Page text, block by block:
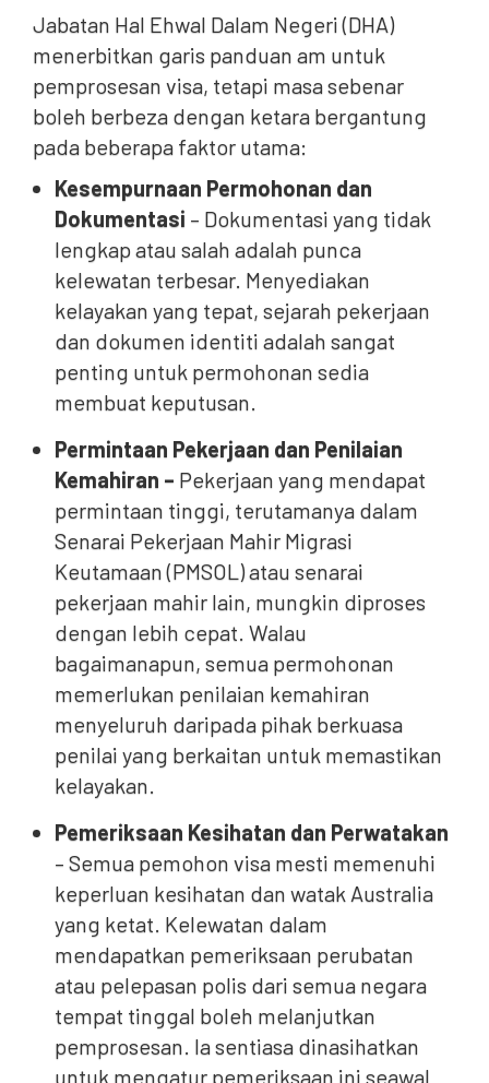
Jabatan Hal Ehwal Dalam Negeri (DHA)
menerbitkan garis panduan am untuk
pemprosesan visa, tetapi masa sebenar
boleh berbeza dengan ketara bergantung
pada beberapa faktor utama:
Kesempurnaan Permohonan dan
Dokumentasi – Dokumentasi yang tidak
lengkap atau salah adalah punca
kelewatan terbesar. Menyediakan
kelayakan yang tepat, sejarah pekerjaan
dan dokumen identiti adalah sangat
penting untuk permohonan sedia
membuat keputusan.
Permintaan Pekerjaan dan Penilaian
Kemahiran – Pekerjaan yang mendapat
permintaan tinggi, terutamanya dalam
Senarai Pekerjaan Mahir Migrasi
Keutamaan (PMSOL) atau senarai
pekerjaan mahir lain, mungkin diproses
dengan lebih cepat. Walau
bagaimanapun, semua permohonan
memerlukan penilaian kemahiran
menyeluruh daripada pihak berkuasa
penilai yang berkaitan untuk memastikan
kelayakan.
Pemeriksaan Kesihatan dan Perwatakan
– Semua pemohon visa mesti memenuhi
keperluan kesihatan dan watak Australia
yang ketat. Kelewatan dalam
mendapatkan pemeriksaan perubatan
atau pelepasan polis dari semua negara
tempat tinggal boleh melanjutkan
pemprosesan. Ia sentiasa dinasihatkan
untuk mengatur pemeriksaan ini seawal